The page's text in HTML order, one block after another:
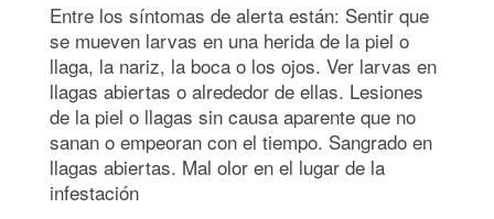
Entre los síntomas de alerta están: Sentir que
se mueven larvas en una herida de la piel o
llaga, la nariz, la boca o los ojos. Ver larvas en
llagas abiertas o alrededor de ellas. Lesiones
de la piel o llagas sin causa aparente que no
sanan o empeoran con el tiempo. Sangrado en
llagas abiertas. Mal olor en el lugar de la
infestación